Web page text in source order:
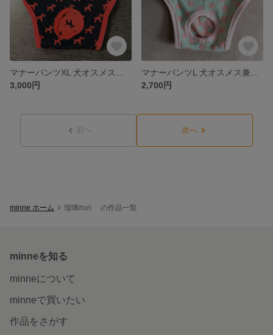
3,000円
2,700円
前へ 次へ
minne ホーム 瑠璃/ruri の作品一覧
minneを知る
minneについて
minneで買いたい
作品をさがす